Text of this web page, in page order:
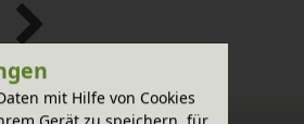
mit Hilfe von Cookies